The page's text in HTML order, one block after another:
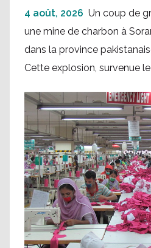
4 août, 2026 Un coup de
une mine de charbon à
dans la province
Cette explosion, survenue